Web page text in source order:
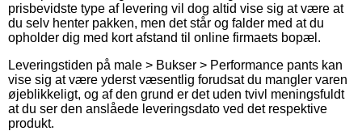
prisbevidste type af levering vil dog altid vise sig at være at
du selv henter pakken, men det står og falder med at du
opholder dig med kort afstand til online firmaets bopæl.
Leveringstiden på male > Bukser > Performance pants kan
vise sig at være yderst væsentlig forudsat du mangler varen
øjeblikkeligt, og af den grund er det uden tvivl meningsfuldt
at du ser den anslåede leveringsdato ved det respektive
produkt.